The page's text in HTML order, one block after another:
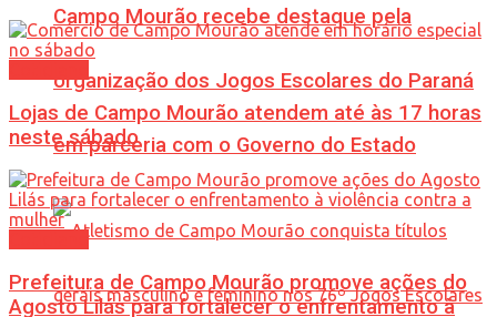
Campo Mourão recebe destaque pela
organização dos Jogos Escolares do Paraná
em parceria com o Governo do Estado
Lojas de Campo Mourão atendem até às 17 horas
neste sábado
Prefeitura de Campo Mourão promove ações do
Agosto Lilás para fortalecer o enfrentamento à